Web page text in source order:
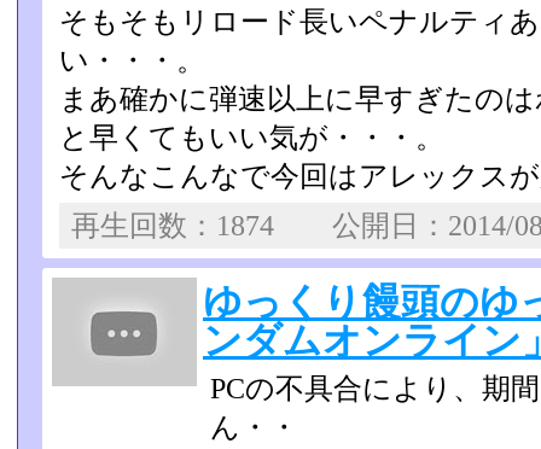
そもそもリロード長いペナルティ
い・・・。
まあ確かに弾速以上に早すぎたの
と早くてもいい気が・・・­。
そんなこんなで今回はアレックス
再生回数：1874 公開日：
ゆっくり饅頭のゆ
ンダムオンライン
PCの不具合により、期
ん・・